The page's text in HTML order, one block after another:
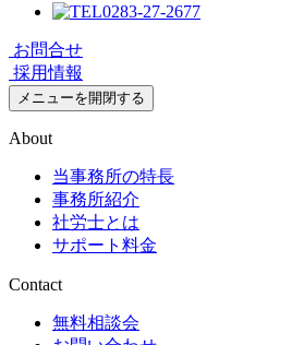
0283-27-2677
お問合せ
採用情報
メニューを開閉する
About
当事務所の特長
事務所紹介
社労士とは
サポート料金
Contact
無料相談会